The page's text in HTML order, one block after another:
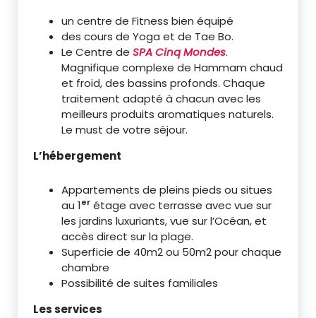
un centre de Fitness bien équipé
des cours de Yoga et de Tae Bo.
Le Centre de SPACinq Mondes.
Magnifique complexe de Hammam chaud
et froid, des bassins profonds. Chaque
traitement adapté à chacun avec les
meilleurs produits aromatiques naturels.
Le must de votre séjour.
L’hébergement
Appartements de pleins pieds ou situes
au 1er étage avec terrasse avec vue sur
les jardins luxuriants, vue sur l’Océan, et
accès direct sur la plage.
Superficie de 40m2 ou 50m2 pour chaque
chambre
Possibilité de suites familiales
Les services